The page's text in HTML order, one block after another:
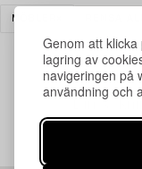
Genom att
lagring av
navigeringen på
användning och
MÖBLER
Din